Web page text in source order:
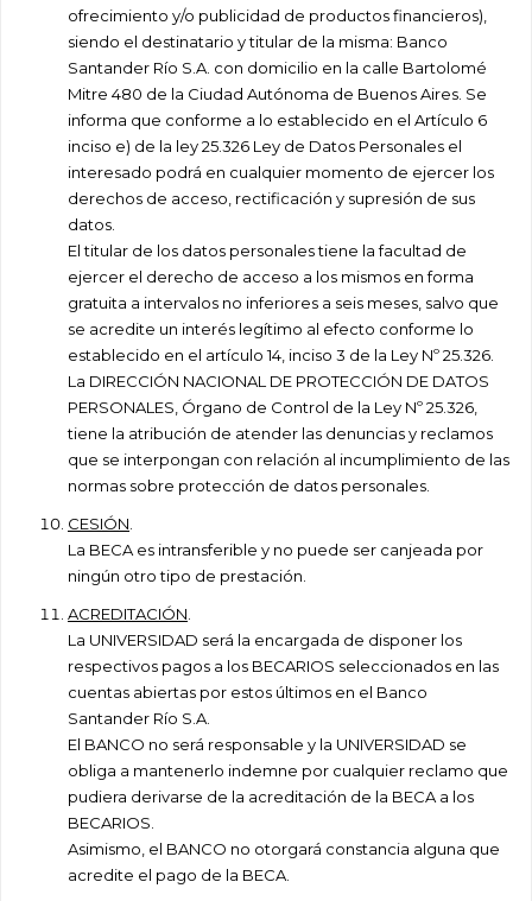
ofrecimiento y/o publicidad de productos financieros),
siendo el destinatario y titular de la misma: Banco
Santander Río S.A. con domicilio en la calle Bartolomé
Mitre 480 de la Ciudad Autónoma de Buenos Aires. Se
informa que conforme a lo establecido en el Artículo 6
inciso e) de la ley 25.326 Ley de Datos Personales el
interesado podrá en cualquier momento de ejercer los
derechos de acceso, rectificación y supresión de sus
datos.
El titular de los datos personales tiene la facultad de
ejercer el derecho de acceso a los mismos en forma
gratuita a intervalos no inferiores a seis meses, salvo que
se acredite un interés legítimo al efecto conforme lo
establecido en el artículo 14, inciso 3 de la Ley Nº 25.326.
La DIRECCIÓN NACIONAL DE PROTECCIÓN DE DATOS
PERSONALES, Órgano de Control de la Ley Nº 25.326,
tiene la atribución de atender las denuncias y reclamos
que se interpongan con relación al incumplimiento de las
normas sobre protección de datos personales.
CESIÓN
La BECA es intransferible y no puede ser canjeada por
ningún otro tipo de prestación.
ACREDITACIÓN
La UNIVERSIDAD será la encargada de disponer los
respectivos pagos a los BECARIOS seleccionados en las
cuentas abiertas por estos últimos en el Banco
Santander Río S.A.
El BANCO no será responsable y la UNIVERSIDAD se
obliga a mantenerlo indemne por cualquier reclamo que
pudiera derivarse de la acreditación de la BECA a los
BECARIOS.
Asimismo, el BANCO no otorgará constancia alguna que
acredite el pago de la BECA.